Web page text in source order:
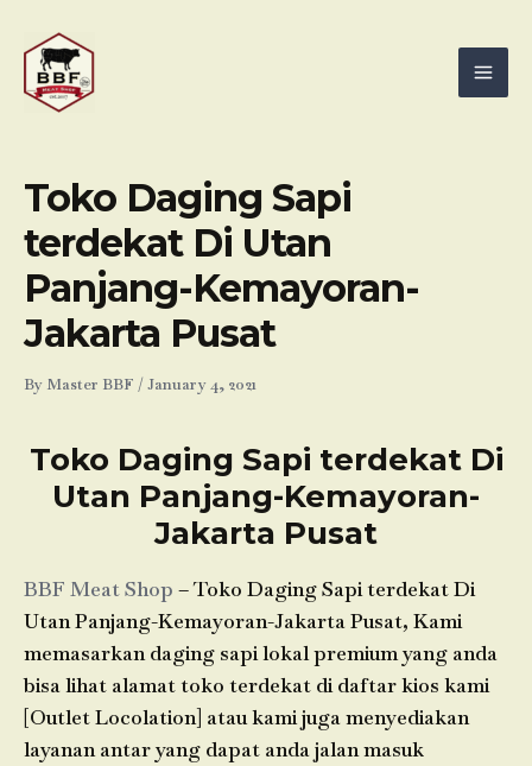
content
Toko Daging Sapi
terdekat Di Utan
Panjang-Kemayoran-
Jakarta Pusat
By Master BBF /January 4, 2021
Toko Daging Sapi terdekat Di
Utan Panjang-Kemayoran-
Jakarta Pusat
BBF Meat Shop – Toko Daging Sapi terdekat Di
Utan Panjang-Kemayoran-Jakarta Pusat, Kami
memasarkan daging sapi lokal premium yang anda
bisa lihat alamat toko terdekat di daftar kios kami
[Outlet Locolation] atau kami juga menyediakan
layanan antar yang dapat anda jalan masuk